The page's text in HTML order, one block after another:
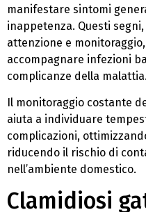
manifestare sintomi
inappetenza. Questi
attenzione e
accompagnare infezioni
complicanze della malattia.
Il monitoraggio costante
aiuta a individuare
complicazioni,
riducendo il rischio di
nell’ambiente domestico.
Clamidiosi